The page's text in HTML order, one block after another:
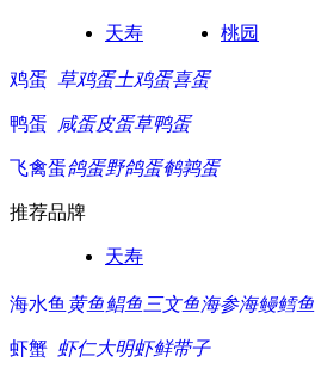
天寿 桃园
鸡蛋 草鸡蛋土鸡蛋喜蛋
鸭蛋 咸蛋皮蛋草鸭蛋
飞禽蛋鸽蛋野鸽蛋鹌鹑蛋
推荐品牌
天寿
海水鱼 黄鱼鲳鱼 三文鱼海参海鳗鳕鱼
虾蟹 虾仁大明虾鲜带子